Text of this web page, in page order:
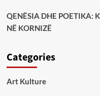
QENËSIA DHE POETIKA:
NË KORNIZË
Categories
Art Kulture